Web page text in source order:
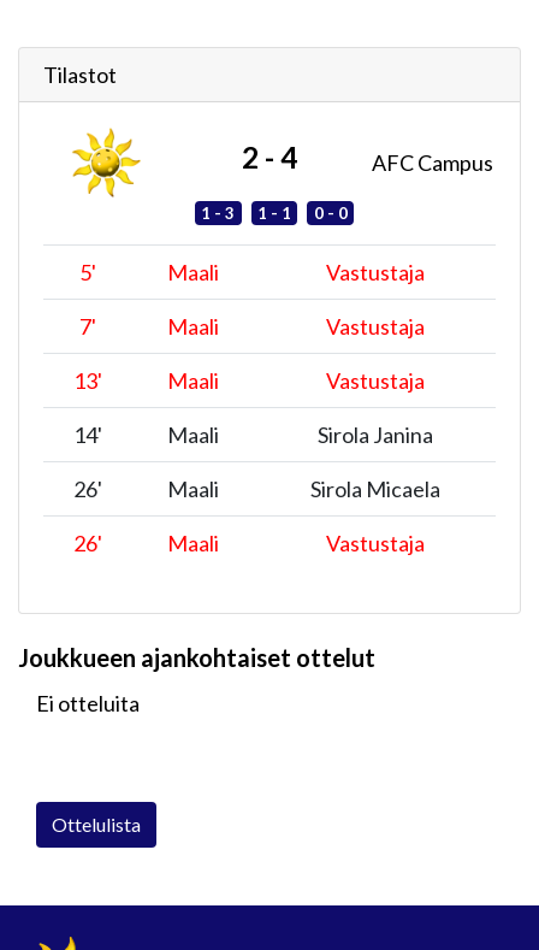
Tilastot
2 - 4 AFC Campus
1 - 3 1 - 1 0 - 0
5' Maali Vastustaja
7' Maali Vastustaja
13' Maali Vastustaja
14' Maali Sirola Janina
26' Maali Sirola Micaela
26' Maali Vastustaja
Joukkueen ajankohtaiset ottelut
Ei otteluita
Ottelulista